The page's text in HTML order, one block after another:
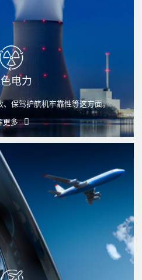
电力
、保驾护航机牢靠性等这方面。
更多